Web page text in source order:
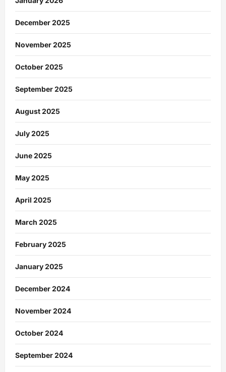
December 2025
November 2025
October 2025
September 2025
August 2025
July 2025
June 2025
May 2025
April 2025
March 2025
February 2025
January 2025
December 2024
November 2024
October 2024
September 2024